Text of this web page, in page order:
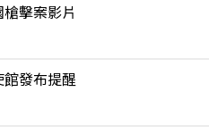
擊案影片
發布提醒